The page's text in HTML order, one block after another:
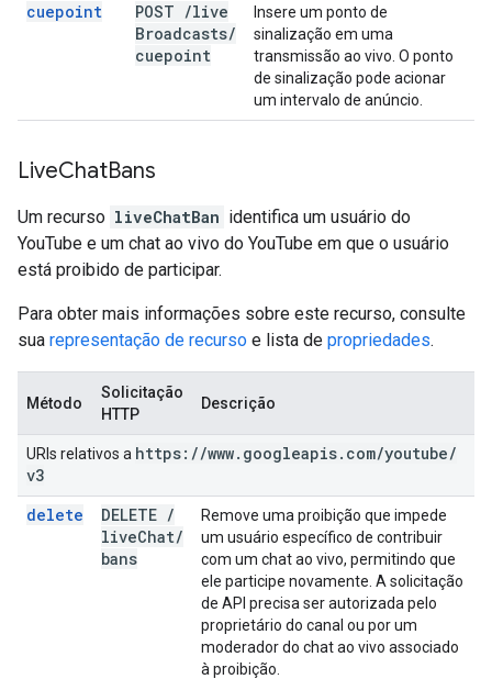
cuepoint POST /live
Broadcasts/
cuepoint
Insere um ponto de
sinalização em uma
transmissão ao vivo. O ponto
de sinalização pode acionar
um intervalo de anúncio.
LiveChatBans
Um recurso liveChatBan identifica um usuário do
YouTube e um chat ao vivo do YouTube em que o usuário
está proibido de participar.
Para obter mais informações sobre este recurso, consulte
sua representação de recurso e lista de propriedades.
Método
Solicitação
HTTP
Descrição
URIs relativos a https: //www. googleapis. com/youtube/
v3
delete
DELETE /
liveChat/
bans
Remove uma proibição que impede
um usuário específico de contribuir
com um chat ao vivo, permitindo que
ele participe novamente. A solicitação
de API precisa ser autorizada pelo
proprietário do canal ou por um
moderador do chat ao vivo associado
à proibição.